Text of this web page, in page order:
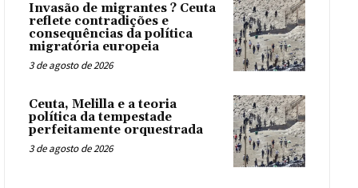
Invasão de migrantes ? Ceuta
reflete contradições e
consequências da política
migratória europeia
3 de agosto de 2026
Ceuta, Melilla e a teoria
política da tempestade
perfeitamente orquestrada
3 de agosto de 2026